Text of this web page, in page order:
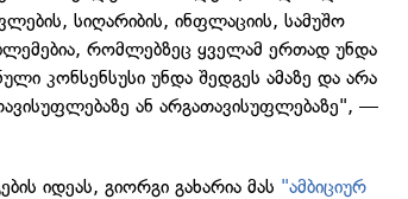
სიღარიბის, ინფლაციის, სამუშო
რომლებზეც ყველამ ერთად უნდა
კონსენსუსი უნდა შედგეს ამაზე და არა
ან არგათავისუფლებაზე", —
იდეას, გიორგი გახარია მას "ამბიციურ